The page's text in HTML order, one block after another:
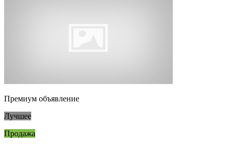
Премиум объявление
Лучшее
Продажа